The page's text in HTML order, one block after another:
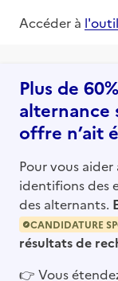
Accéder à
Plus de
alternance
offre n’ait
Pour vous
identifions des
des alternants.
CANDIDATURE
résultats de
👉 Vous